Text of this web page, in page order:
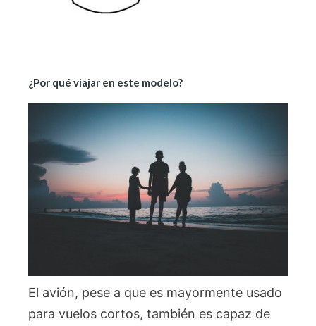
¿Por qué viajar en este modelo?
El avión, pese a que es mayormente usado
para vuelos cortos, también es capaz de